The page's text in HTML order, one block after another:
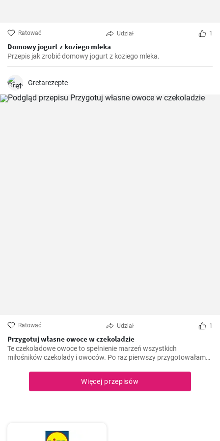
Ratować Udział 1
Domowy jogurt z koziego mleka
Przepis jak zrobić domowy jogurt z koziego mleka.
Gretarezepte
Ratować Udział 1
Przygotuj własne owoce w czekoladzie
Te czekoladowe owoce to spełnienie marzeń wszystkich
miłośników czekolady i owoców. Po raz pierwszy przygotowałam
czekoladowego deseru. Od tego czasu są one zdecydowanym
faworytem na moich przyjęciach i absolutnym hitem wśród moich
Więcej przepisów